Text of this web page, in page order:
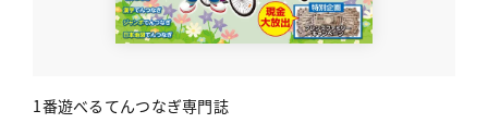
1番遊べるてんつなぎ専門誌